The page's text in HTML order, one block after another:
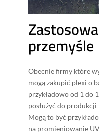
przemyśle
Obecnie firmy które
mogą zakupić plexi o
przykładowo od 1 do
posłużyć do produkcji
Mogą to być
na promieniowanie